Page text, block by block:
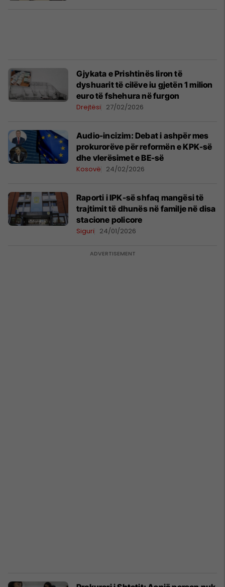
Gjykata e Prishtinës liron të
dyshuarit të cilëve iu gjetën 1 milion
euro të fshehura në furgon
Drejtësi 27/02/2026
Audio-incizim: Debat i ashpër mes
prokurorëve për reformën e KPK-së
dhe vlerësimet e BE-së
Kosovë 24/02/2026
Raporti i IPK-së shfaq mangësi të
trajtimit të dhunës në familje në disa
stacione policore
Siguri 24/01/2026